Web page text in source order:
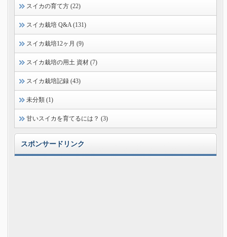
スイカの育て方 (22)
スイカ栽培 Q&A (131)
スイカ栽培12ヶ月 (9)
スイカ栽培の用土 資材 (7)
スイカ栽培記録 (43)
未分類 (1)
甘いスイカを育てるには？ (3)
スポンサードリンク